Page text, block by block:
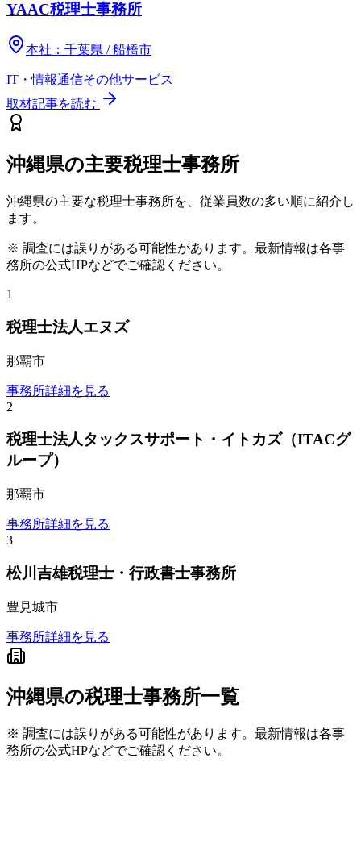
YAAC税理士事務所
本社： 千葉県 / 船橋市
IT・情報通信その他サービス
取材記事を読む
沖縄県の主要税理士事務所
沖縄県の主要な税理士事務所を、従業員数の多い順に紹介し
ます。
※ 調査には誤りがある可能性があります。最新情報は各事
務所の公式HPなどでご確認ください。
1
税理士法人エヌズ
那覇市
事務所詳細を見る
2
税理士法人タックスサポート・イトカズ（ITACグ
ループ）
那覇市
事務所詳細を見る
3
松川吉雄税理士・行政書士事務所
豊見城市
事務所詳細を見る
沖縄県の税理士事務所一覧
※ 調査には誤りがある可能性があります。最新情報は各事
務所の公式HPなどでご確認ください。